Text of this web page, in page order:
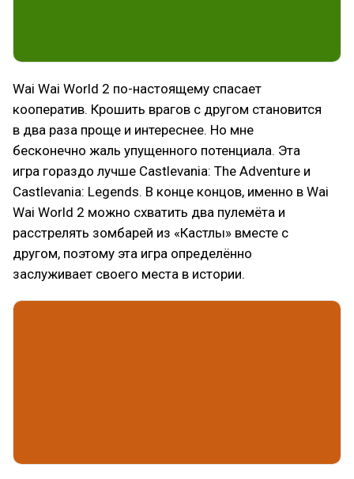
Wai Wai World 2 по-настоящему спасает
кооператив. Крошить врагов с другом становится
в два раза проще и интереснее. Но мне
бесконечно жаль упущенного потенциала. Эта
игра гораздо лучше Castlevania: The Adventure и
Castlevania: Legends. В конце концов, именно в Wai
Wai World 2 можно схватить два пулемёта и
расстрелять зомбарей из «Кастлы» вместе с
другом, поэтому эта игра определённо
заслуживает своего места в истории.